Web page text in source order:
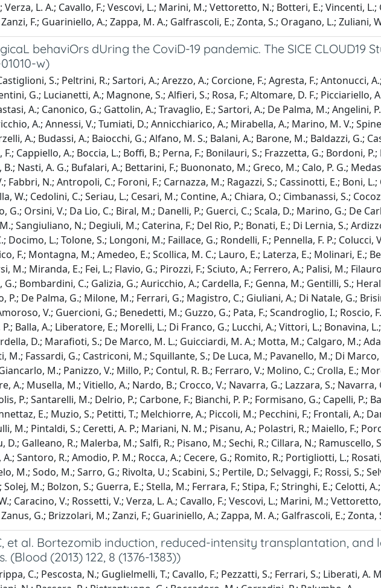
Verza, L. A.; Cavallo, F.; Vescovi, L.; Marini, M.; Vettoretto, N.; Botteri, E.; Vincenti,
F.; Guariniello, A.; Zappa, M. A.; Galfrascoli, E.; Zonta, S.; Oragano, L.; Zuliani,
behaviOrs dUring the CoviD-19 pandemic. The SICE CLOUD19
w)
S.; Peltrini, R.; Sartori, A.; Arezzo, A.; Corcione, F.; Agresta, F.; Antonucci,
G.; Lucianetti, A.; Magnone, S.; Alfieri, S.; Rosa, F.; Altomare, D. F.; Picciariello,
A.; Canonico, G.; Gattolin, A.; Travaglio, E.; Sartori, A.; De Palma, M.; Angelini,
A.; Annessi, V.; Tumiati, D.; Annicchiarico, A.; Mirabella, A.; Marino, M. V.;
A.; Budassi, A.; Baiocchi, G.; Alfano, M. S.; Balani, A.; Barone, M.; Baldazzi, G.;
Cappiello, A.; Boccia, L.; Boffi, B.; Perna, F.; Bonilauri, S.; Frazzetta, G.; Bordoni,
B.; Nasti, A. G.; Bufalari, A.; Bettarini, F.; Buononato, M.; Greco, M.; Calo, P. G.;
Fabbri, N.; Antropoli, C.; Foroni, F.; Carnazza, M.; Ragazzi, S.; Cassinotti, E.; Boni,
W.; Cedolini, C.; Seriau, L.; Cesari, M.; Contine, A.; Chiara, O.; Cimbanassi, S.;
G.; Orsini, V.; Da Lio, C.; Biral, M.; Danelli, P.; Guerci, C.; Scala, D.; Marino, G.; De
Sangiuliano, N.; Degiuli, M.; Caterina, F.; Del Rio, P.; Bonati, E.; Di Lernia, S.;
Docimo, L.; Tolone, S.; Longoni, M.; Faillace, G.; Rondelli, F.; Pennella, F. P.;
F.; Montagna, M.; Amedeo, E.; Scollica, M. C.; Lauro, E.; Laterza, E.; Molinari, E.;
M.; Miranda, E.; Fei, L.; Flavio, G.; Pirozzi, F.; Sciuto, A.; Ferrero, A.; Palisi, M.;
Bombardini, C.; Galizia, G.; Auricchio, A.; Cardella, F.; Genna, M.; Gentilli, S.;
P.; De Palma, G.; Milone, M.; Ferrari, G.; Magistro, C.; Giuliani, A.; Di Natale, G.;
V.; Guercioni, G.; Benedetti, M.; Guzzo, G.; Pata, F.; Scandroglio, I.; Roscio,
P.; Balla, A.; Liberatore, E.; Morelli, L.; Di Franco, G.; Lucchi, A.; Vittori, L.; Bonavina,
D.; Marafioti, S.; De Marco, M. L.; Guicciardi, M. A.; Motta, M.; Calgaro, M.;
Fassardi, G.; Castriconi, M.; Squillante, S.; De Luca, M.; Pavanello, M.; Di
M.; Panizzo, V.; Millo, P.; Contul, R. B.; Ferraro, V.; Molino, C.; Crolla, E.;
A.; Musella, M.; Vitiello, A.; Nardo, B.; Crocco, V.; Navarra, G.; Lazzara, S.; Navarra,
P.; Santarelli, M.; Delrio, P.; Carbone, F.; Bianchi, P. P.; Formisano, G.; Capelli, P.;
E.; Muzio, S.; Petitti, T.; Melchiorre, A.; Piccoli, M.; Pecchini, F.; Frontali, A.;
M.; Pintaldi, S.; Ceretti, A. P.; Mariani, N. M.; Pisanu, A.; Polastri, R.; Maiello, F.;
Galleano, R.; Malerba, M.; Salfi, R.; Pisano, M.; Sechi, R.; Cillara, N.; Ramuscello,
Santoro, R.; Amodio, P. M.; Rocca, A.; Cecere, G.; Romito, R.; Portigliotti, L.;
M.; Sodo, M.; Sarro, G.; Rivolta, U.; Scabini, S.; Pertile, D.; Selvaggi, F.; Rossi, S.;
Solej, M.; Bolzon, S.; Guerra, E.; Stella, M.; Ferrara, F.; Stipa, F.; Stringhi, E.; Celotti,
Caracino, V.; Rossetti, V.; Verza, L. A.; Cavallo, F.; Vescovi, L.; Marini, M.;
G.; Brizzolari, M.; Zanzi, F.; Guariniello, A.; Zappa, M. A.; Galfrascoli, E.;
et al. Bortezomib induction, reduced-intensity transplantation,
(2013) 122, 8 (1376-1383))
C.; Pescosta, N.; Guglielmelli, T.; Cavallo, F.; Pezzatti, S.; Ferrari, S.; Liberati, A.